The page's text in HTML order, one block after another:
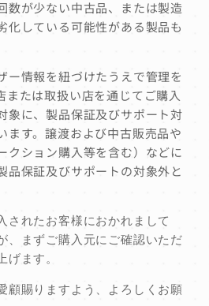
数が少ない中古品、または製造
化している可能性がある製品も
ー情報を紐づけたうえで管理を
または取扱い店を通じてご購入
象に、製品保証及びサポート対
ます。譲渡および中古販売品や
クション購入等を含む）などに
品保証及びサポートの対象外と
されたお客様におかれまして
、まずご購入元にご確認いただ
げます。
顧賜りますよう、よろしくお願